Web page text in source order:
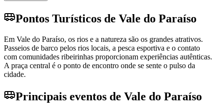
Pontos Turísticos de Vale do Paraíso
Em Vale do Paraíso, os rios e a natureza são os grandes atrativos.
Passeios de barco pelos rios locais, a pesca esportiva e o contato
com comunidades ribeirinhas proporcionam experiências autênticas.
A praça central é o ponto de encontro onde se sente o pulso da
cidade.
Principais eventos de Vale do Paraíso